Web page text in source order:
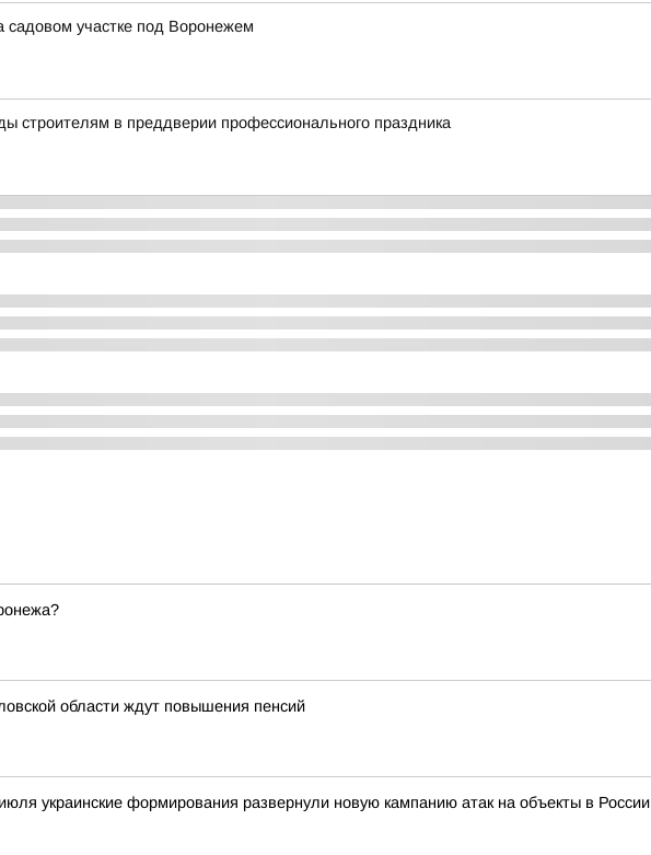
садовом участке под Воронежем
строителям в преддверии профессионального праздника
области ждут повышения пенсий
украинские формирования развернули новую кампанию атак на объекты в России